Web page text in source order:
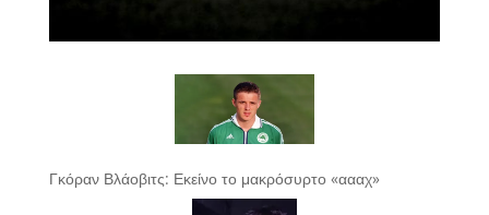
Γκόραν Βλάοβιτς: Εκείνο το μακρόσυρτο «αααχ»